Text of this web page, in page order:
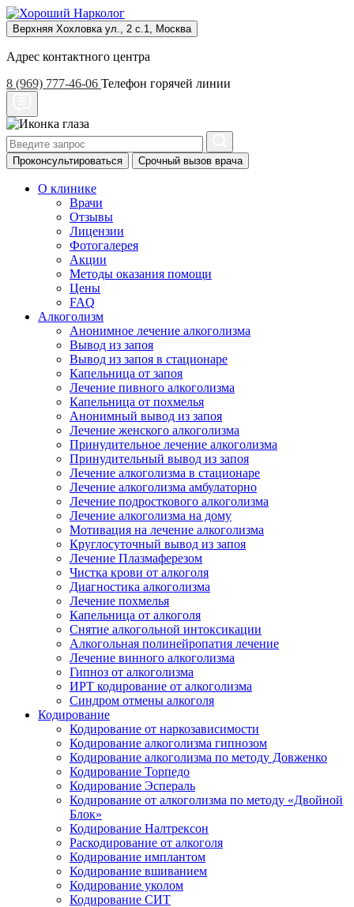
Верхняя Хохловка ул., 2 с.1, Москва
Адрес контактного центра
8 (969) 777-46-06 Телефон горячей линии
Проконсультироваться Срочный вызов врача
О клинике
Врачи
Отзывы
Лицензии
Фотогалерея
Акции
Методы оказания помощи
Цены
FAQ
Алкоголизм
Анонимное лечение алкоголизма
Вывод из запоя
Вывод из запоя в стационаре
Капельница от запоя
Лечение пивного алкоголизма
Капельница от похмелья
Анонимный вывод из запоя
Лечение женского алкоголизма
Принудительное лечение алкоголизма
Принудительный вывод из запоя
Лечение алкоголизма в стационаре
Лечение алкоголизма амбулаторно
Лечение подросткового алкоголизма
Лечение алкоголизма на дому
Мотивация на лечение алкоголизма
Круглосуточный вывод из запоя
Лечение Плазмаферезом
Чистка крови от алкоголя
Диагностика алкоголизма
Лечение похмелья
Капельница от алкоголя
Снятие алкогольной интоксикации
Алкогольная полинейропатия лечение
Лечение винного алкоголизма
Гипноз от алкоголизма
ИРТ кодирование от алкоголизма
Синдром отмены алкоголя
Кодирование
Кодирование от наркозависимости
Кодирование алкоголизма гипнозом
Кодирование алкоголизма по методу Довженко
Кодирование Торпедо
Кодирование Эспераль
Кодирование от алкоголизма по методу «Двойной
Блок»
Кодирование Налтрексон
Раскодирование от алкоголя
Кодирование имплантом
Кодирование вшиванием
Кодирование уколом
Кодирование СИТ